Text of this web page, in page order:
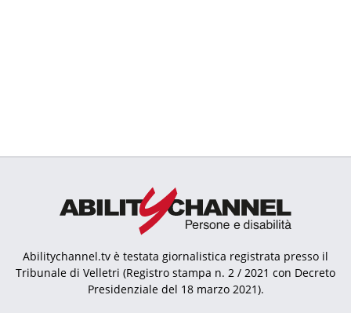
Abilitychannel.tv è testata giornalistica registrata presso il
Tribunale di Velletri (Registro stampa n. 2 / 2021 con Decreto
Presidenziale del 18 marzo 2021).